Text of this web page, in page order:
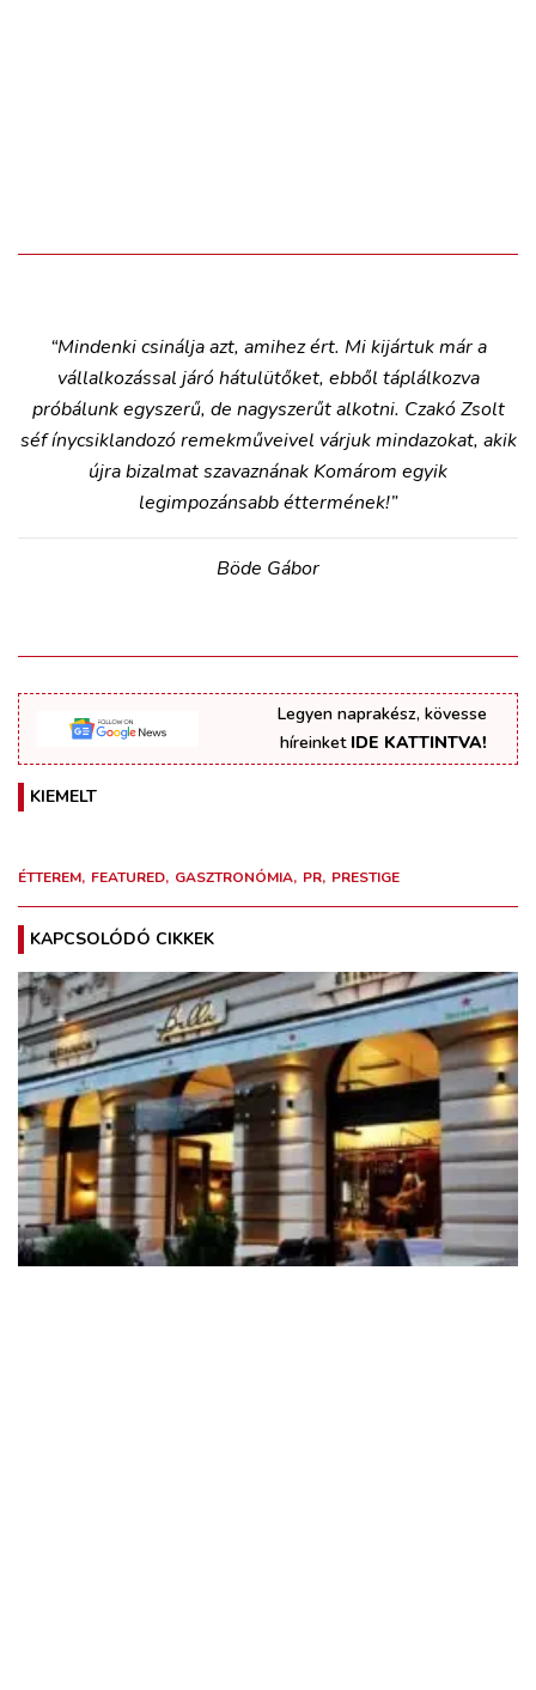
“Mindenki csinálja azt, amihez ért. Mi kijártuk már a
vállalkozással járó hátulütőket, ebből táplálkozva
próbálunk egyszerű, de nagyszerűt alkotni. Czakó Zsolt
séf ínycsiklandozó remekműveivel várjuk mindazokat, akik
újra bizalmat szavaznának Komárom egyik
legimpozánsabb éttermének!”
Böde Gábor
Legyen naprakész, kövesse
híreinket IDE KATTINTVA!
KIEMELT
ÉTTEREM FEATURED GASZTRONÓMIA PR PRESTIGE
KAPCSOLÓDÓ CIKKEK